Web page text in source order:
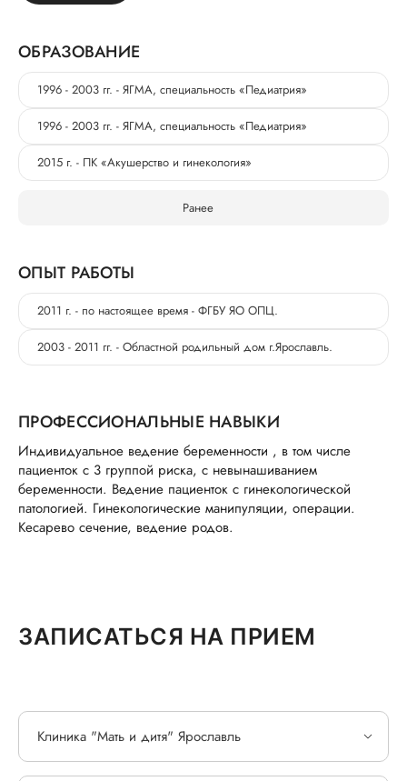
ОБРАЗОВАНИЕ
1996 - 2003 гг. - ЯГМА, специальность «Педиатрия»
1996 - 2003 гг. - ЯГМА, специальность «Педиатрия»
2015 г. - ПК «Акушерство и гинекология»
Ранее
ОПЫТ РАБОТЫ
2011 г. - по настоящее время - ФГБУ ЯО ОПЦ.
2003 - 2011 гг. - Областной родильный дом г.Ярославль.
ПРОФЕССИОНАЛЬНЫЕ НАВЫКИ
Индивидуальное ведение беременности , в том числе
пациенток с 3 группой риска, с невынашиванием
беременности. Ведение пациенток с гинекологической
патологией. Гинекологические манипуляции, операции.
Кесарево сечение, ведение родов.
ЗАПИСАТЬСЯ НА ПРИЕМ
Клиника "Мать и дитя" Ярославль